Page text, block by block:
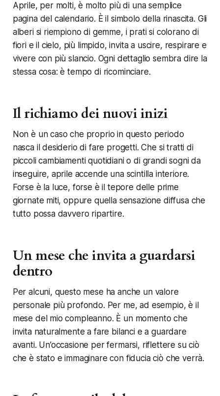
Aprile, per molti, è molto più di una semplice
pagina del calendario. È il simbolo della rinascita. Gli
alberi si riempiono di gemme, i prati si colorano di
fiori e il cielo, più limpido, invita a uscire, respirare e
vivere con più slancio. Ogni dettaglio sembra dire la
stessa cosa: è tempo di ricominciare.
Il richiamo dei nuovi inizi
Non è un caso che proprio in questo periodo
nasca il desiderio di fare progetti. Che si tratti di
piccoli cambiamenti quotidiani o di grandi sogni da
inseguire, aprile accende una scintilla interiore.
Forse è la luce, forse è il tepore delle prime
giornate miti, oppure quella sensazione diffusa che
tutto possa davvero ripartire.
Un mese che invita a guardarsi
dentro
Per alcuni, questo mese ha anche un valore
personale più profondo. Per me, ad esempio, è il
mese del mio compleanno. È un momento che
invita naturalmente a fare bilanci e a guardare
avanti. Un’occasione per fermarsi, riflettere su ciò
che è stato e immaginare con fiducia ciò che verrà.